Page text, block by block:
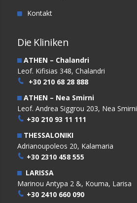
Kontakt
Die Kliniken
ATHEN – Chalandri
Leof. Kifisias 348, Chalandri
+30 210 68 28 888
ATHEN – Nea Smirni
Leof. Andrea Siggrou 203, Nea Smirni
+30 210 93 11 111
THESSALONIKI
Adrianoupoleos 20, Kalamaria
+30 2310 458 555
LARISSA
Marinou Antypa 2 &, Kouma, Larisa
+30 2410 660 090